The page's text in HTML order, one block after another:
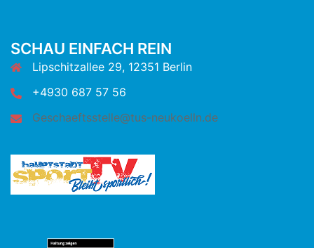
SCHAU EINFACH REIN
Lipschitzallee 29, 12351 Berlin
+4930 687 57 56
Geschaeftsstelle@tus-neukoelln.de